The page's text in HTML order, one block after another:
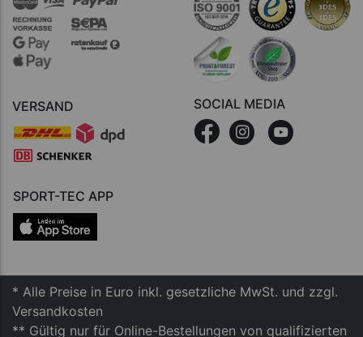
VERSAND SOCIAL MEDIA
SPORT-TEC APP
* Alle Preise in Euro inkl. gesetzliche MwSt. und zzgl.
Versandkosten
** Gültig nur für Online-Bestellungen von qualifizierten